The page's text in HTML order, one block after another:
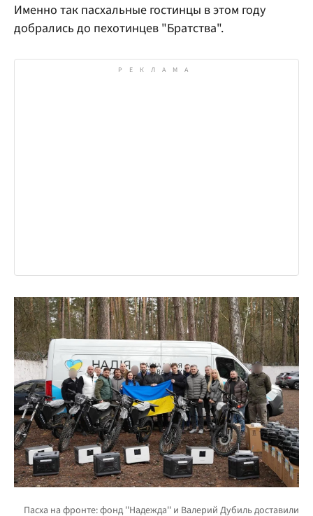
Именно так пасхальные гостинцы в этом году
добрались до пехотинцев "Братства".